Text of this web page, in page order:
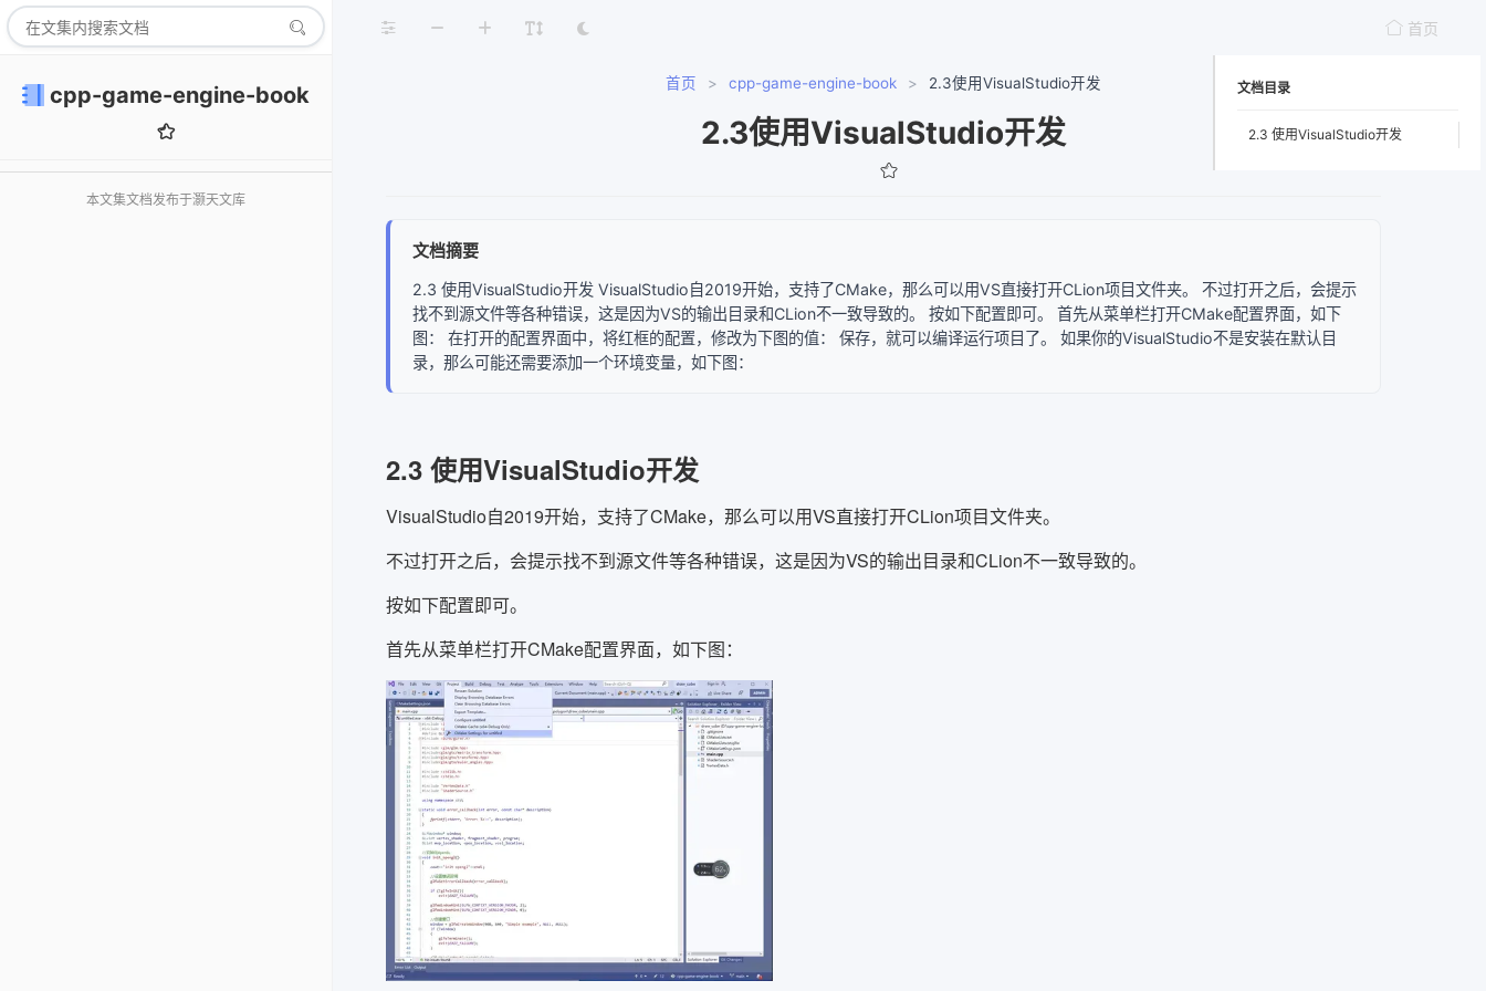
cpp-game-engine-book
本文集文档发布于灏天文库
首页
首页 > cpp-game-engine-book > 2.3使用VisualStudio开发
2.3使用VisualStudio开发
文档摘要
2.3 使用VisualStudio开发 VisualStudio自2019开始，支持了CMake，那么可以用VS直接打开CLion项目文件夹。 不过打开之后，会提示
找不到源文件等各种错误，这是因为VS的输出目录和CLion不一致导致的。 按如下配置即可。 首先从菜单栏打开CMake配置界面，如下
图： 在打开的配置界面中，将红框的配置，修改为下图的值： 保存，就可以编译运行项目了。 如果你的VisualStudio不是安装在默认目
录，那么可能还需要添加一个环境变量，如下图：
2.3 使用VisualStudio开发
VisualStudio自2019开始，支持了CMake，那么可以用VS直接打开CLion项目文件夹。
不过打开之后，会提示找不到源文件等各种错误，这是因为VS的输出目录和CLion不一致导致的。
按如下配置即可。
首先从菜单栏打开CMake配置界面，如下图：
文档目录
2.3 使用VisualStudio开发